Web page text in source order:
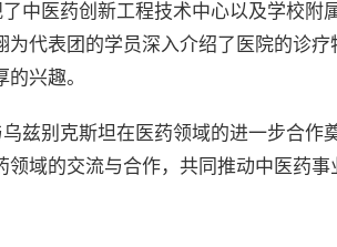
中医药创新工程技术中心以及学校
为代表团的学员深入介绍了医院的诊
兴趣。
兹别克斯坦在医药领域的进一步合
域的交流与合作，共同推动中医药事